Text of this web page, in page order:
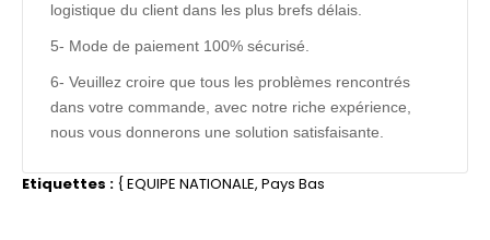
logistique du client dans les plus brefs délais.
5- Mode de paiement 100% sécurisé.
6- Veuillez croire que tous les problèmes rencontrés
dans votre commande, avec notre riche expérience,
nous vous donnerons une solution satisfaisante.
Etiquettes : {EQUIPE NATIONALE, Pays Bas